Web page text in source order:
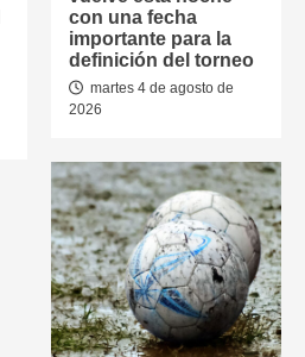
con una fecha
importante para la
definición del torneo
martes 4 de agosto de
2026